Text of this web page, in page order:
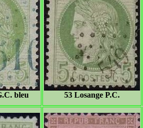
bleu 53 Losange P.C.